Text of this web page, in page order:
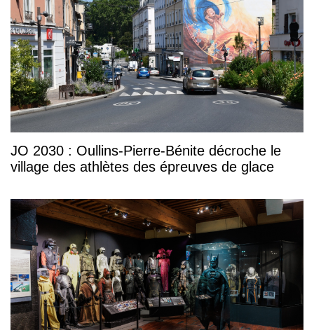
JO 2030 : Oullins-Pierre-Bénite décroche le
village des athlètes des épreuves de glace